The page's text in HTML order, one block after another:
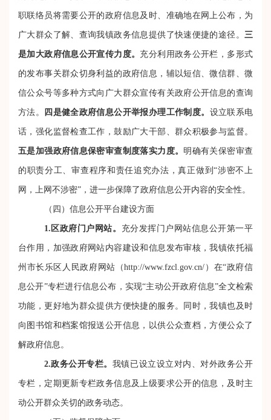
职联络员将需要公开的政府信息及时、准确地在网上公布，为
广大群众了解、查询我镇政务信息提供了快速便捷的途径。 三
是加大政府信息公开宣传力度。 充分利用政务公开栏，多形式
的发布事关群众切身利益的政府信息，辅以短信、微信群、微
信公众号等多种方式向广大群众宣传有关政府公开信息的查询
方法 。 四 是健全政府信息公开举报办理工作制度。 设立联系电
话， 强化监督检查工作，鼓励广大干部、群众积极参与监督。
五是加强政府信息保密审查制度落实力度。 明确有关保密审查
的职责分工、审查程序和责任追究办法，真正做到“涉密不上
网，上网不涉密”，进一步保障了政府信息公开内容的安全性。
（ 四 ）信息公开平台建设方面
1.区政府门户网站。 充分发挥门户网站信息公开第一平
台作用，加强政府网站内容建设和信息发布审核，我镇依托福
州市长乐区人民政府网站（http://www.fzcl.gov.cn/）在“政府信
息公开”专栏进行信息公布，实现“主动公开政府信息”全文检索
功能，更好地为群众提供方便快捷的服务。同时，我镇也及时
向图书馆和档案馆报送公开信息，以供公众查档，方便公众了
解政府信息。
2.政务公开专栏。 我镇已设立设立对内、对外政务公开
专栏，定期更新专栏政务信息及上级要求公开的信息，及时主
动公开群众关切的政务动态。